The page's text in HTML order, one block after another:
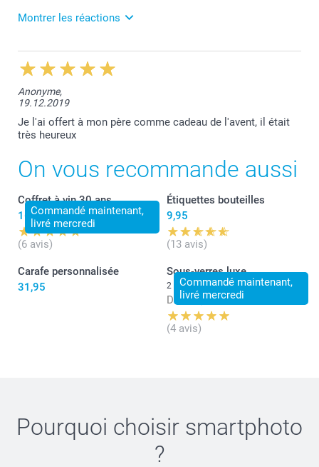
Montrer les réactions
28.12.2023
Chère Madame, nous n'avons aucune
correspondance de votre part. Veuillez prendre
contact avec le service client au
service.fr@smartphoto.ch Nous vous remercions
pour votre compréhension. Cordialement,
smartphoto AG
Anonyme,
19.12.2019
Je l'ai offert à mon père comme cadeau de l'avent, il était
très heureux
On vous recommande aussi
Commandé maintenant,
livré mercredi
Coffret à vin 30 ans
16,95
(6 avis)
Étiquettes bouteilles
9,95
(13 avis)
Carafe personnalisée
31,95
Commandé maintenant,
livré mercredi
Sous-verres luxe
2 variantes
Dès 31,95
(4 avis)
Pourquoi choisir smartphoto
?